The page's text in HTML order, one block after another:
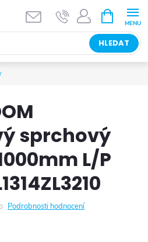
HLEDAT
NÁKUPNÍ
KOŠÍK
sprchový
L/P
Podrobnosti hodnocení